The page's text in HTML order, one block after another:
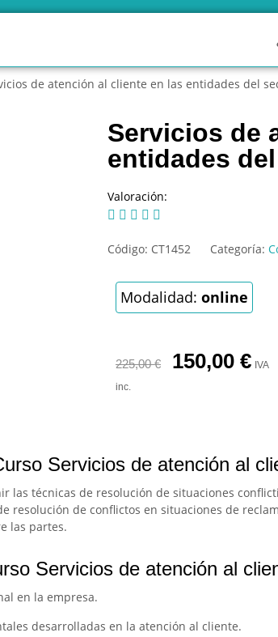
de atención al cliente en las entidades del
Servicios de
entidades
Valoración:
    
Código: CT1452 Categoría:
Modalidad: online
225,00€ 150,00 € IVA
inc.
Servicios de atención al
las técnicas de resolución de situaciones
resolución de conflictos en situaciones de
las partes.
Servicios de atención al
en la empresa.
desarrolladas en la atención al cliente.